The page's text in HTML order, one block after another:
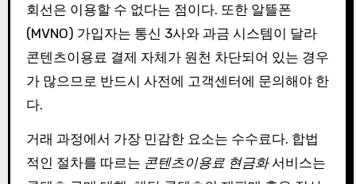
회선은 이용할 수 없다는 점이다. 또한 알뜰폰
(MVNO) 가입자는 통신 3사와 과금 시스템이 달라
콘텐츠이용료 결제 자체가 원천 차단되어 있는 경우
가 많으므로 반드시 사전에 고객센터에 문의해야 한
다.
거래 과정에서 가장 민감한 요소는 수수료다. 합법
적인 절차를 따르는 콘텐츠이용료 현금화서비스는